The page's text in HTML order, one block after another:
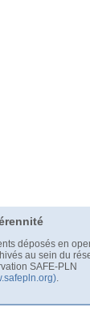
déposés en
au sein du
SAFE-PLN
.